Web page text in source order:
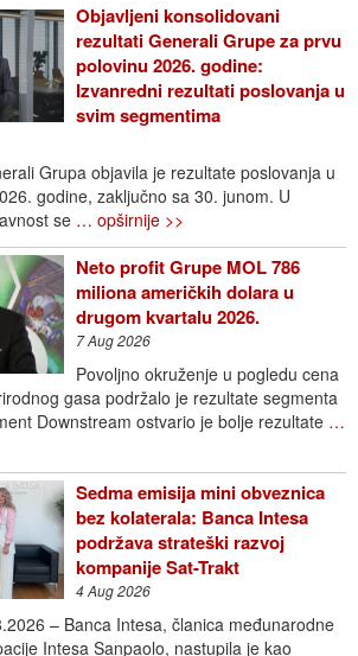
Objavljeni konsolidovani
rezultati Generali Grupe za prvu
polovinu 2026. godine:
Izvanredni rezultati poslovanja u
svim segmentima
Grupa objavila je rezultate poslovanja u
godine, zaključno sa 30. junom. U
se … opširnije >>
Neto profit Grupe MOL 786
miliona američkih dolara u
drugom kvartalu 2026.
7 Aug 2026
Povoljno okruženje u pogledu cena
gasa podržalo je rezultate segmenta
Downstream ostvario je bolje rezultate …
Sedma emisija mini obveznica
bez kolaterala: Banca Intesa
podržava strateški razvoj
kompanije Sat-Trakt
4 Aug 2026
– Banca Intesa, članica međunarodne
Intesa Sanpaolo, nastupila je kao